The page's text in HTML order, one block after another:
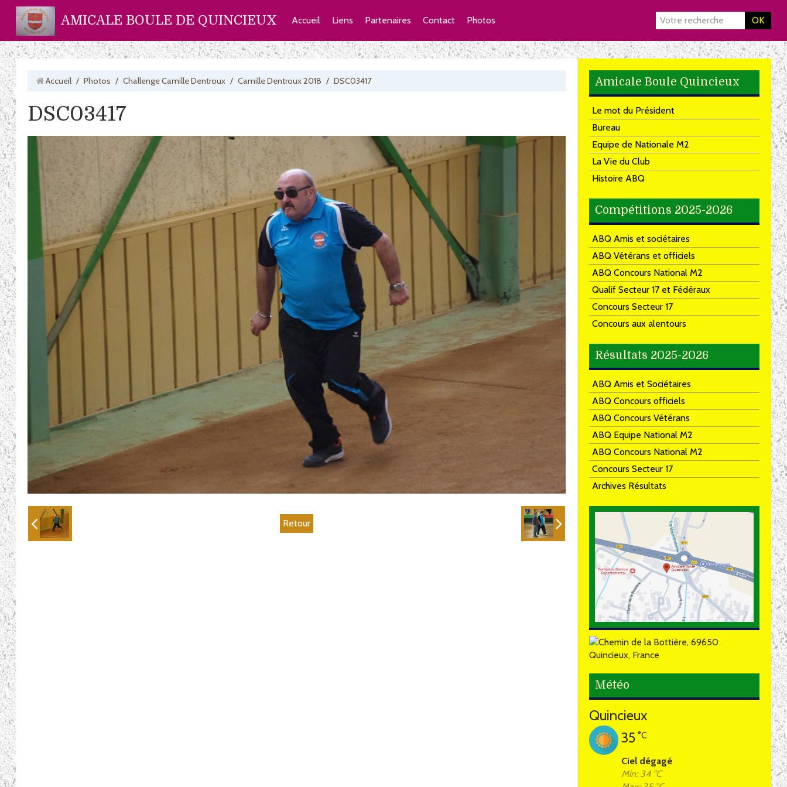
AMICALE BOULE DE QUINCIEUX OK
Accueil Liens Partenaires Contact Photos
Accueil / Photos / Challenge Camille Dentroux / Camille Dentroux 2018 / DSC03417
DSC03417
Retour
Amicale Boule Quincieux
Le mot du Président
Bureau
Equipe de Nationale M2
La Vie du Club
Histoire ABQ
Compétitions 2025-2026
ABQ Amis et sociétaires
ABQ Vétérans et officiels
ABQ Concours National M2
Qualif Secteur 17 et Fédéraux
Concours Secteur 17
Concours aux alentours
Résultats 2025-2026
ABQ Amis et Sociétaires
ABQ Concours officiels
ABQ Concours Vétérans
ABQ Equipe National M2
ABQ Concours National M2
Concours Secteur 17
Archives Résultats
Météo
Quincieux
35 °C
Ciel dégagé
Min: 34 °C